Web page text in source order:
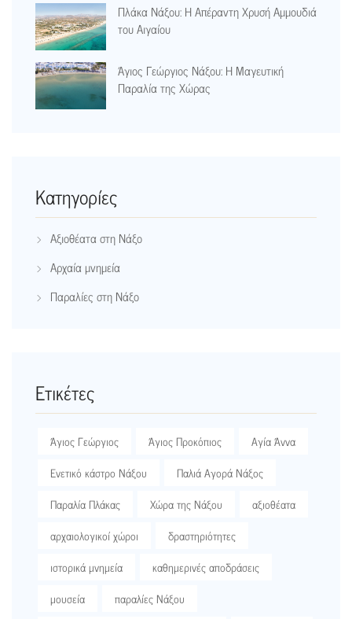
Πλάκα Νάξου: Η Απέραντη Χρυσή Αμμουδιά
του Αιγαίου
Άγιος Γεώργιος Νάξου: Η Μαγευτική
Παραλία της Χώρας
Kατηγορίες
Αξιοθέατα στη Νάξο
Αρχαία μνημεία
Παραλίες στη Νάξο
Ετικέτες
Άγιος Γεώργιος Άγιος Προκόπιος
Αγία Άννα
Ενετικό κάστρο Νάξου
Παλιά Αγορά Νάξος
Παραλία Πλάκας
Χώρα της Νάξου
αξιοθέατα
αρχαιολογικοί χώροι
δραστηριότητες
ιστορικά μνημεία
καθημερινές αποδράσεις
μουσεία
παραλίες Νάξου